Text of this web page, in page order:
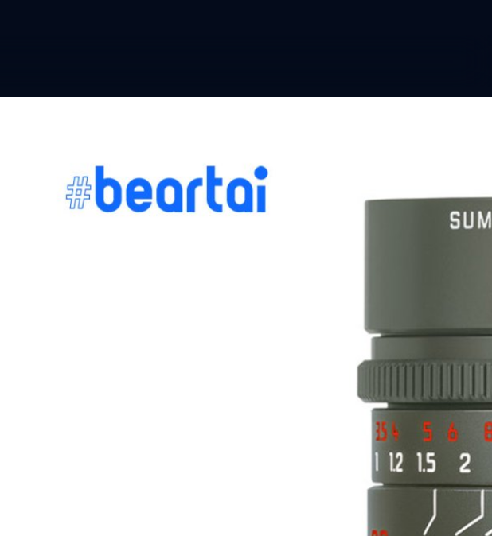
ตอนนี้มีอัปเดตมาว่า Leica จะเปิดตัวเลนส์ Summicron-M 28mm f/2 ASPH “Reporter” limited-edition
โดยตัวกล้อง และเลนส์สี Reporter จะมีเพียง 450 ตัวในโลกเท่านั้น